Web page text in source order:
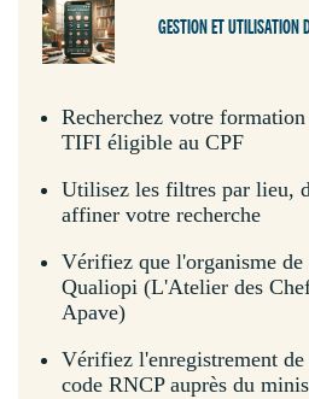
GESTION ET UTILISATION
Recherchez votre
TIFI éligible au CPF
Utilisez les filtres par lieu,
affiner votre recherche
Vérifiez que l'organisme
Qualiopi (L'Atelier des
Apave)
Vérifiez l'enregistrement
code RNCP auprès du